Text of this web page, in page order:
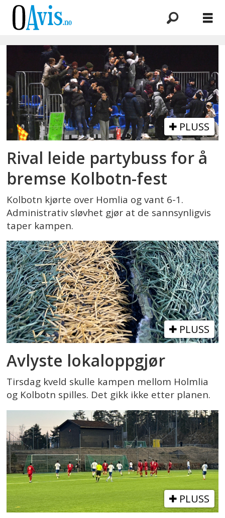
Emne:
holmlia
PLUSS
Rival leide partybuss for å
bremse Kolbotn-fest
Kolbotn kjørte over Homlia og vant 6-1.
Administrativ sløvhet gjør at de sannsynligvis
taper kampen.
PLUSS
Avlyste lokaloppgjør
Tirsdag kveld skulle kampen mellom Holmlia
og Kolbotn spilles. Det gikk ikke etter planen.
PLUSS